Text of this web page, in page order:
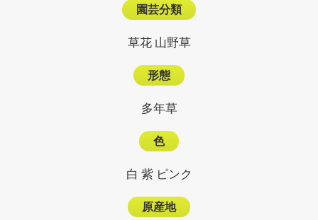
園芸分類
草花 山野草
形態
多年草
色
白 紫 ピンク
原産地